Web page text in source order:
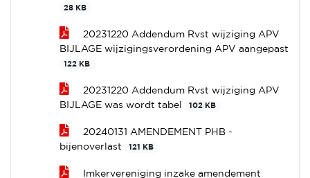
28 KB
20231220 Addendum Rvst wijziging APV
BIJLAGE wijzigingsverordening APV aangepast
122 KB
20231220 Addendum Rvst wijziging APV
BIJLAGE was wordt tabel
102 KB
20240131 AMENDEMENT PHB -
bijenoverlast
121 KB
Imkervereniging inzake amendement